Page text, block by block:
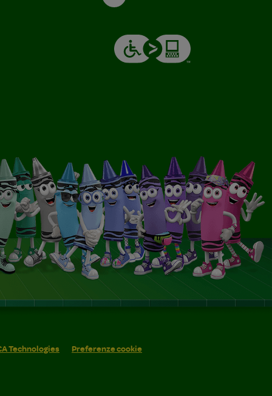
Technologies Preferenze cookie